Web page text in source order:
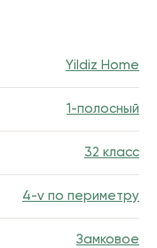
Yildiz Home
1-полосный
32 класс
4-v по периметру
Замковое